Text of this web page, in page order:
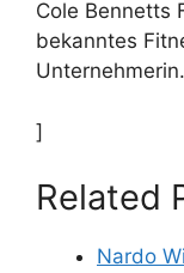
Cole Bennetts
bekanntes
Unternehmerin.
]
Related
Nardo